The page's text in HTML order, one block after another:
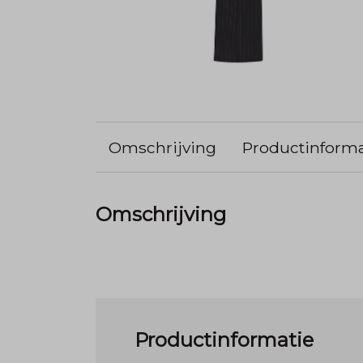
Omschrijving
Omschrijving
Productinformatie